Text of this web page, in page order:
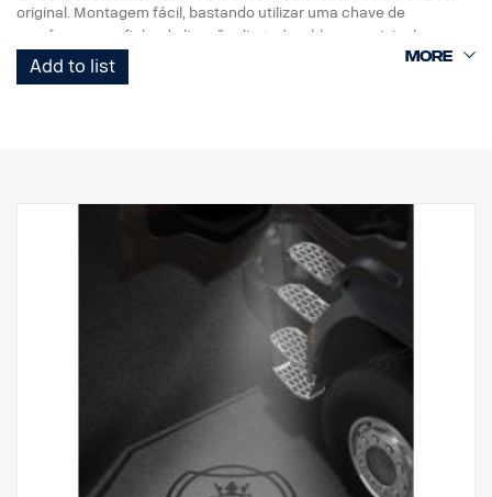
original. Montagem fácil, bastando utilizar uma chave de
parafusos com ficha de ligação direta à cablagem original.
Nota. Adapta-se apenas aos camiões com as luzes dos degraus
Add to list